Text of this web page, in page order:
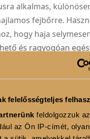
felelősségteljes
feldolgozzuk
az Ön IP-címét,
alkalmas,
fejbőrre.
hogy haja
és ragyogóan
hajápolás
PROFESSIONAL
a hajat alaposan!